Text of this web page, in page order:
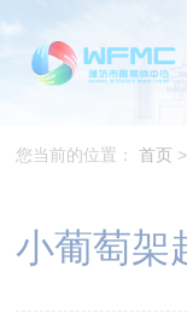
您当前的位置：首页
小葡萄架